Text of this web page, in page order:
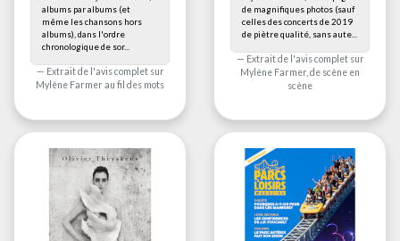
albums par albums (et
même les chansons hors
albums), dans l'ordre
chronologique de sor...
Extrait de l'avis complet sur
Mylène Farmer au fil des mots
de magnifiques photos (sauf
celles des concerts de 2019
de piètre qualité, sans aute...
Extrait de l'avis complet sur
Mylène Farmer, de scène en
scène